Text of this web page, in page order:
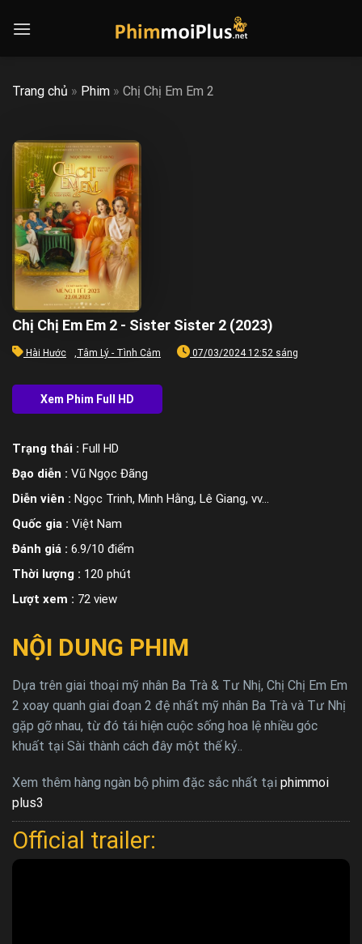
Trang chủ » Phim » Chị Chị Em Em 2
Chị Chị Em Em 2 - Sister Sister 2 (2023)
Hài Hước ,Tâm Lý - Tình Cảm 07/03/2024 12:52 sáng
Trạng thái : Full HD
Đạo diễn : Vũ Ngọc Đãng
Diễn viên : Ngọc Trinh, Minh Hằng, Lê Giang, vv...
Quốc gia : Việt Nam
Đánh giá : 6.9/10 điểm
Thời lượng : 120 phút
Lượt xem : 72 view
NỘI DUNG PHIM
Dựa trên giai thoại mỹ nhân Ba Trà & Tư Nhị, Chị Chị Em Em
2 xoay quanh giai đoạn 2 đệ nhất mỹ nhân Ba Trà và Tư Nhị
gặp gỡ nhau, từ đó tái hiện cuộc sống hoa lệ nhiều góc
khuất tại Sài thành cách đây một thế kỷ..
Xem thêm hàng ngàn bộ phim đặc sắc nhất tại phimmoi
plus3
Official trailer: